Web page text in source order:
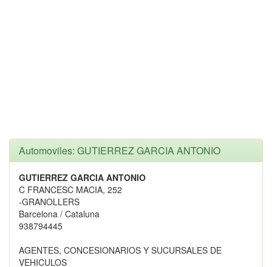
Automoviles: GUTIERREZ GARCIA ANTONIO
GUTIERREZ GARCIA ANTONIO
C FRANCESC MACIA, 252
-GRANOLLERS
Barcelona / Cataluna
938794445
AGENTES, CONCESIONARIOS Y SUCURSALES DE
VEHICULOS